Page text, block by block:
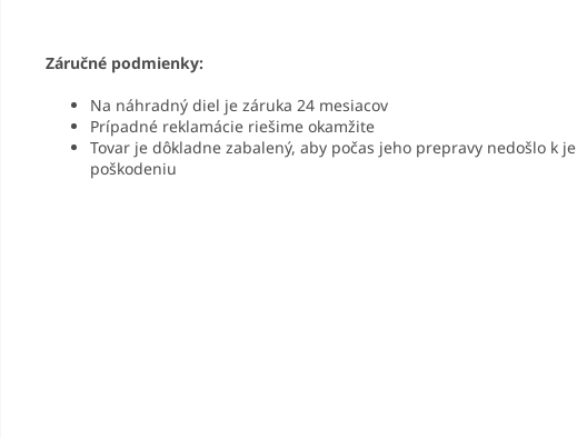
Záručné podmienky:
Na náhradný diel je záruka 24 mesiacov
Prípadné reklamácie riešime okamžite
Tovar je dôkladne zabalený, aby počas jeho prepravy nedošlo k
poškodeniu